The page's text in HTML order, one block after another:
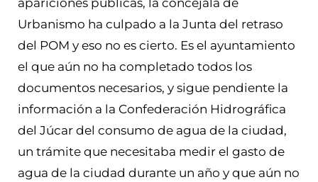
apariciones públicas, la concejala de
Urbanismo ha culpado a la Junta del retraso
del POM y eso no es cierto. Es el ayuntamiento
el que aún no ha completado todos los
documentos necesarios, y sigue pendiente la
información a la Confederación Hidrográfica
del Júcar del consumo de agua de la ciudad,
un trámite que necesitaba medir el gasto de
agua de la ciudad durante un año y que aún no